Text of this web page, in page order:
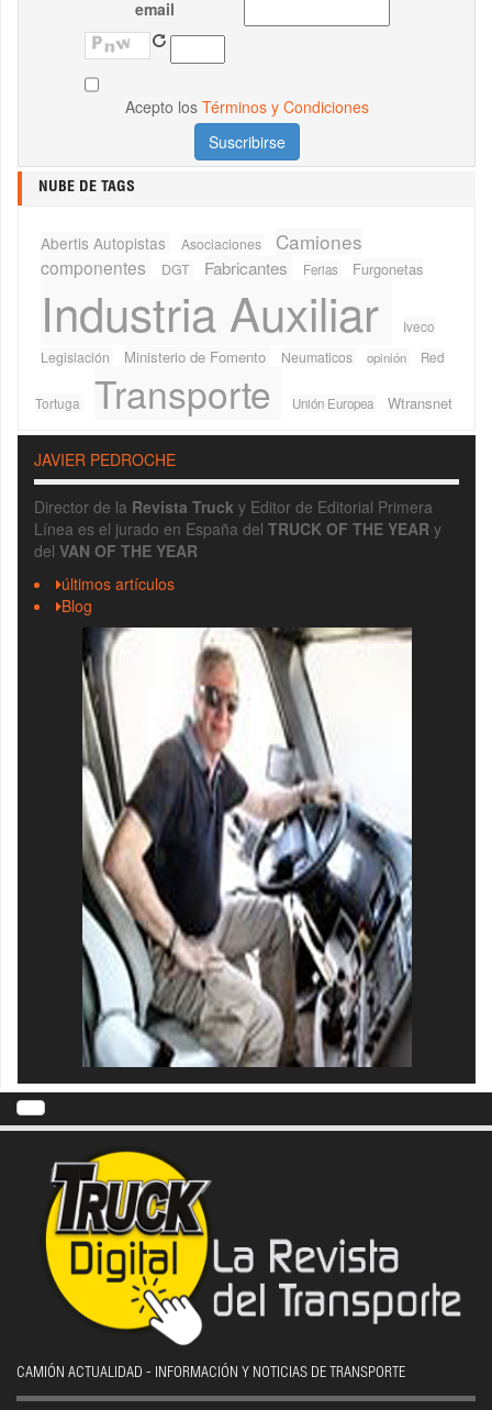
email
Acepto los Términos y Condiciones
NUBE DE TAGS
Abertis Autopistas Asociaciones Camiones
componentes DGT Fabricantes Ferias Furgonetas
Industria Auxiliar
Iveco
Legislación
Ministerio de Fomento Neumaticos opinión Red
Tortuga Transporte Unión Europea Wtransnet
JAVIER PEDROCHE
Director de la Revista Truck y Editor de Editorial Primera
Línea es el jurado en España del TRUCK OF THE YEAR y
del VAN OF THE YEAR
últimos artículos
Blog
CAMIÓN ACTUALIDAD - INFORMACIÓN Y NOTICIAS DE TRANSPORTE